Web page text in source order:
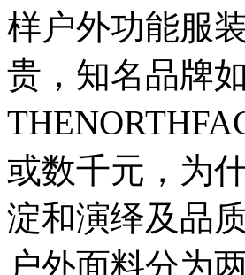
样户外功能服
贵，知名品牌
或数千元，为
淀和演绎及品
户外面料分为